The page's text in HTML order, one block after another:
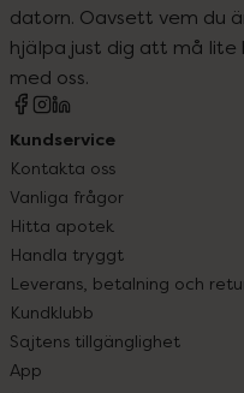
datorn. Oavsett vem du
hjälpa just dig att må
med oss.
Kundservice
Kontakta oss
Vanliga frågor
Hitta apotek
Handla tryggt
Leverans, betalning och
Kundklubb
Sajtens tillgänglighet
App